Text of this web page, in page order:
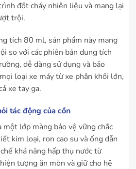
đốt cháy nhiên liệu và mang lại
trội.
tích 80 ml, sản phẩm này mang
so với các phiên bản dung tích
dễ dàng sử dụng và bảo
loại xe máy từ xe phân khối lớn,
xe tay ga.
tác động của cồn
lớp màng bảo vệ vững chắc
kim loại, ron cao su và ống dẫn
khả năng hấp thụ nước từ
tượng ăn mòn và giữ cho hệ